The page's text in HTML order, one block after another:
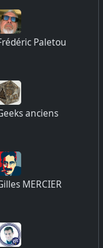
Paletou
anciens
MERCIER